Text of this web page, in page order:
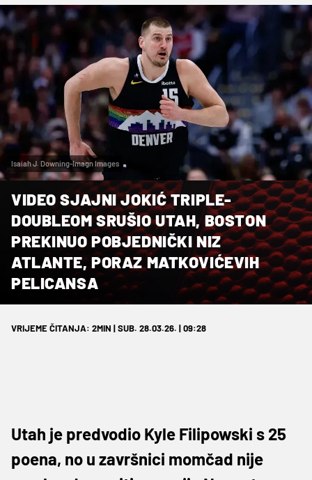
Isaiah J. Downing-Imagn Images
VIDEO SJAJNI JOKIĆ TRIPLE-
DOUBLEOM SRUŠIO UTAH, BOSTON
PREKINUO POBJEDNIČKI NIZ
ATLANTE, PORAZ MATKOVIĆEVIH
PELICANSA
VRIJEME ČITANJA: 2MIN | SUB. 28.03.26. | 09:28
Utah je predvodio Kyle Filipowski s 25
poena, no u završnici momčad nije